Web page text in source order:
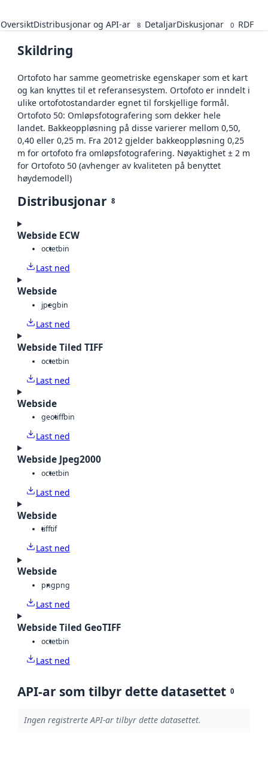
OversiktDistribusjonar og API-ar 8 DetaljarDiskusjonar 0 RDF
Skildring
Ortofoto har samme geometriske egenskaper som et kart
og kan knyttes til et referansesystem. Ortofoto er inndelt i
ulike ortofotostandarder egnet til forskjellige formål.
Ortofoto 50: Omløpsfotografering som dekker hele
landet. Bakkeoppløsning på disse varierer mellom 0,50,
0,40 eller 0,25 m. Fra 2012 gjelder bakkeoppløsning 0,25
m for ortofoto fra omløpsfotografering. Nøyaktighet ± 2 m
for Ortofoto 50 (avhenger av kvaliteten på benyttet
høydemodell)
Distribusjonar 8
Webside ECW
octetbin
Last ned
Webside
jpegbin
Last ned
Webside Tiled TIFF
octetbin
Last ned
Webside
geotiffbin
Last ned
Webside Jpeg2000
octetbin
Last ned
Webside
tifftif
Last ned
Webside
pngpng
Last ned
Webside Tiled GeoTIFF
octetbin
Last ned
API-ar som tilbyr dette datasettet 0
Ingen registrerte API-ar tilbyr dette datasettet.